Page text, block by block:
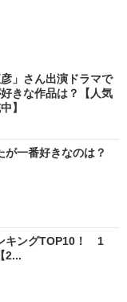
彦」さん出演ドラマで
きな作品は？【人気
】
が一番好きなのは？
キングTOP10！ 1
2...